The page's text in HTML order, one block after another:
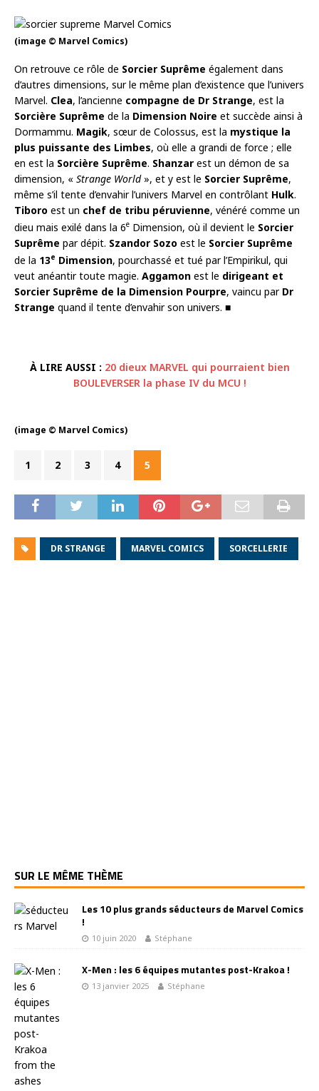
(image © Marvel Comics)
On retrouve ce rôle de Sorcier Suprême également dans
d’autres dimensions, sur le même plan d’existence que l’univers
Marvel. Clea, l’ancienne compagne de Dr Strange, est la
Sorcière Suprême de la Dimension Noire et succède ainsi à
Dormammu. Magik, sœur de Colossus, est la mystique la
plus puissante des Limbes, où elle a grandi de force ; elle
en est la Sorcière Suprême. Shanzar est un démon de sa
dimension, « Strange World», et y est le Sorcier Suprême,
même s’il tente d’envahir l’univers Marvel en contrôlant Hulk.
Tiboro est un chef de tribu péruvienne, vénéré comme un
dieu mais exilé dans la 6e Dimension, où il devient le Sorcier
Suprême par dépit. Szandor Sozo est le Sorcier Suprême
de la 13e Dimension, pourchassé et tué par l’Empirikul, qui
veut anéantir toute magie. Aggamon est le dirigeant et
Sorcier Suprême de la Dimension Pourpre, vaincu par Dr
Strange quand il tente d’envahir son univers. ■
À LIRE AUSSI : 20 dieux MARVEL qui pourraient bien
BOULEVERSER la phase IV du MCU !
(image © Marvel Comics)
1 2 3 4 5
DR STRANGE MARVEL COMICS SORCELLERIE
SUR LE MÊME THÈME
Les 10 plus grands séducteurs de Marvel Comics
!
10 juin 2020 Stéphane
X-Men : les 6 équipes mutantes post-Krakoa !
13 janvier 2025 Stéphane